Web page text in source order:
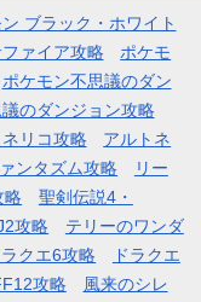
ブラック・ホワイト
ァイア攻略
ポケモ
ポケモン不思議のダン
のダンジョン攻略
リコ攻略
アルトネ
ンタズム攻略
リー
略
聖剣伝説4・
攻略
テリーのワンダ
ラクエ6攻略
ドラクエ
攻略
風来のシレ